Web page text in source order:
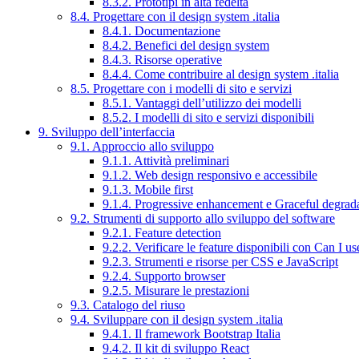
8.4. Progettare con il design system .italia
8.4.1. Documentazione
8.4.2. Benefici del design system
8.4.3. Risorse operative
8.4.4. Come contribuire al design system .italia
8.5. Progettare con i modelli di sito e servizi
8.5.1. Vantaggi dell’utilizzo dei modelli
8.5.2. I modelli di sito e servizi disponibili
9. Sviluppo dell’interfaccia
9.1. Approccio allo sviluppo
9.1.1. Attività preliminari
9.1.2. Web design responsivo e accessibile
9.1.3. Mobile first
9.1.4. Progressive enhancement e Graceful
9.2. Strumenti di supporto allo sviluppo del software
9.2.1. Feature detection
9.2.2. Verificare le feature disponibili con Can I
9.2.3. Strumenti e risorse per CSS e JavaScript
9.2.4. Supporto browser
9.2.5. Misurare le prestazioni
9.3. Catalogo del riuso
9.4. Sviluppare con il design system .italia
9.4.1. Il framework Bootstrap Italia
9.4.2. Il kit di sviluppo React